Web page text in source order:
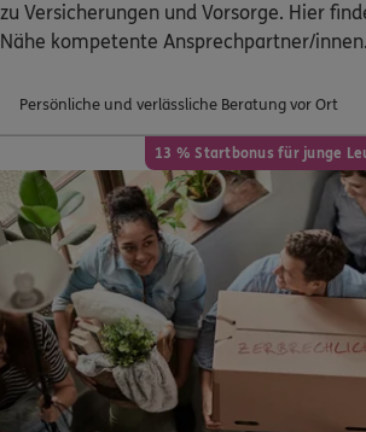
Schaden oder Leistungsfall
Bequem online oder
Rechnung einreichen
Kontakt
Meine Versicherungen
zu Versicherungen und Vorsorge. Hier
Nähe kompetente Ansprechpartner/innen.
Persönliche und verlässliche Beratung vor Ort
13 % Startbonus für junge